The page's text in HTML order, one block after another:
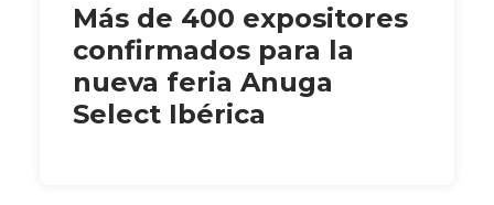
Más de 400 expositores
confirmados para la
nueva feria Anuga
Select Ibérica